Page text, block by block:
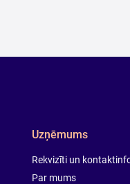
Uzņēmums
Rekvizīti un
Par mums